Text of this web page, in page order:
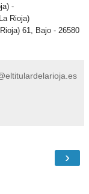
-
Rioja)
61, Bajo - 26580
›